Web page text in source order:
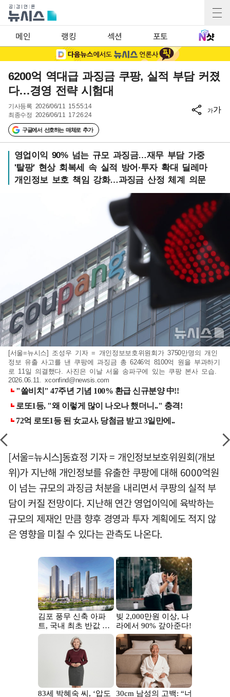
메인 랭킹 섹션 포토
6200억 역대급 과징금 쿠팡, 실적 부담 커졌
다…경영 전략 시험대
기사등록 2026/06/11 15:55:14
최종수정 2026/06/11 17:26:24
구글에서 선호하는 매체로 추가
가가
영업이익 90% 넘는 규모 과징금…재무 부담 가중
'탈팡' 현상 회복세 속 실적 방어·투자 확대 딜레마
개인정보 보호 책임 강화…과징금 산정 체계 의문
[서울=뉴시스] 조성우 기자 = 개인정보보호위원회가 3750만명의 개인
정보 유출 사고를 낸 쿠팡에 과징금 총 6246억 8100억 원을 부과하기
로 11일 의결했다. 사진은 이날 서울 송파구에 있는 쿠팡 본사 모습.
2026.06.11.xconfind@newsis.com
[서울=뉴시스]동효정 기자 = 개인정보보호위원회(개보
위)가 지난해 개인정보를 유출한 쿠팡에 대해 6000억원
이 넘는 규모의 과징금 처분을 내리면서 쿠팡의 실적 부
담이 커질 전망이다. 지난해 연간 영업이익에 육박하는
규모의 제재인 만큼 향후 경영과 투자 계획에도 적지 않
은 영향을 미칠 수 있다는 관측도 나온다.